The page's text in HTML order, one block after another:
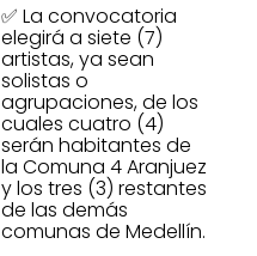
✅ La convocatoria
elegirá a siete (7)
artistas, ya sean
solistas o
agrupaciones, de los
cuales cuatro (4)
serán habitantes de
la Comuna 4 Aranjuez
y los tres (3) restantes
de las demás
comunas de Medellín.